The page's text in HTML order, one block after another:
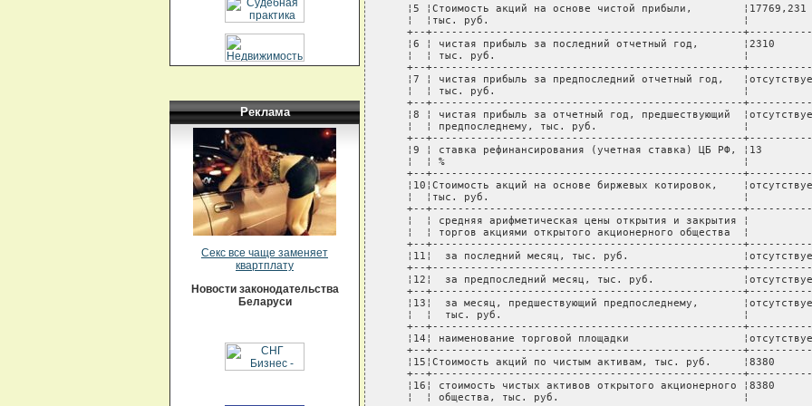
Реклама
Секс все чаще заменяет
квартплату
Новости законодательства
Беларуси
¦5 ¦Стоимость акций на основе чистой прибыли,        ¦17769,231
¦  ¦тыс. руб.                                        ¦
+--+-------------------------------------------------
¦6 ¦ чистая прибыль за последний отчетный год,       ¦2310
¦  ¦ тыс. руб.                                       ¦
+--+-------------------------------------------------
¦7 ¦ чистая прибыль за предпоследний отчетный год,
¦  ¦ тыс. руб.                                       ¦
+--+-------------------------------------------------
¦8 ¦ чистая прибыль за отчетный год, предшествующий
¦  ¦ предпоследнему, тыс. руб.                       ¦
+--+-------------------------------------------------
¦9 ¦ ставка рефинансирования (учетная ставка) ЦБ РФ, ¦13
¦  ¦ %                                               ¦
+--+-------------------------------------------------
¦10¦Стоимость акций на основе биржевых котировок,
¦  ¦тыс. руб.                                        ¦
+--+-------------------------------------------------
¦  ¦ средняя арифметическая цены открытия и закрытия ¦
¦  ¦ торгов акциями открытого акционерного общества  ¦
+--+-------------------------------------------------
¦11¦  за последний месяц, тыс. руб.
+--+-------------------------------------------------
¦12¦  за предпоследний месяц, тыс. руб.
+--+-------------------------------------------------
¦13¦  за месяц, предшествующий предпоследнему,
¦  ¦  тыс. руб.                                      ¦
+--+-------------------------------------------------
¦14¦ наименование торговой площадки
+--+-------------------------------------------------
¦15¦Стоимость акций по чистым активам, тыс. руб.     ¦8380
+--+-------------------------------------------------
¦16¦ стоимость чистых активов открытого акционерного ¦8380
¦  ¦ общества, тыс. руб.                             ¦